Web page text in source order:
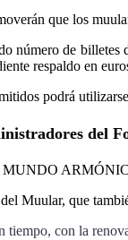
que los
número de
respaldo en
podrá
del
Muular, que
tiempo, con la